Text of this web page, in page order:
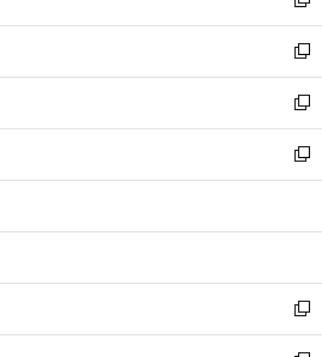
開
く
ウ
で
開
く
ン
ド
ウ
で
開
く
ウ
ィ
ン
ド
ウ
で
開
新
し
い
ウ
ィ
ン
ド
ウ
開
新
し
い
ウ
ィ
ン
ウ
開
く
新
し
い
ウ
ン
ウ
で
開
新
し
ウ
ン
ド
ウ
新
し